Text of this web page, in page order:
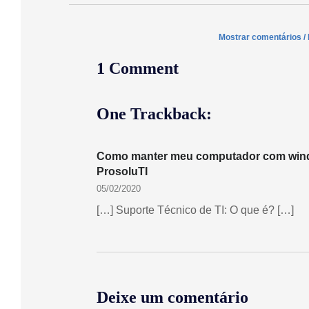
Mostrar comentários
1 Comment
One Trackback:
Como manter meu computador com
ProsoluTI
05/02/2020
[…] Suporte Técnico de TI: O que é? […]
Deixe um comentário